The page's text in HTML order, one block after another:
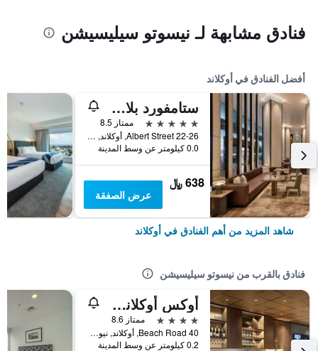
فنادق مشابهة لـ نيسوتو سيليسيشن
أفضل الفنادق في أوكلاند
ستامفورد بلازا أوكلاند
5 نجوم
ممتاز 8.5
22-26 Albert Street, أوكلاند, نيوزيلندا
0.0 كيلومتر عن وسط المدينة
638 ﷼
عرض الصفقة
شاهد المزيد من أهم الفنادق في أوكلاند
فنادق بالقرب من نيسوتو سيليسيشن
أوكس أوكلاند هوتل
4 نجوم
ممتاز 8.6
40 Beach Road, أوكلاند, نيوزيلندا
0.2 كيلومتر عن وسط المدينة